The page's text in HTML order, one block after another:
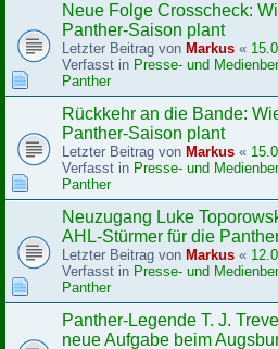
Neue Folge Crosscheck:
Panther-Saison plant
Letzter Beitrag von Markus «
Verfasst in Presse- und
Panther
Rückkehr an die Bande:
Panther-Saison plant
Letzter Beitrag von Markus «
Verfasst in Presse- und
Panther
Neuzugang Luke
AHL-Stürmer für die
Letzter Beitrag von Markus «
Verfasst in Presse- und
Panther
Panther-Legende T. J.
neue Aufgabe beim